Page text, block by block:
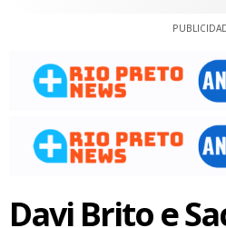
Davi Brito e